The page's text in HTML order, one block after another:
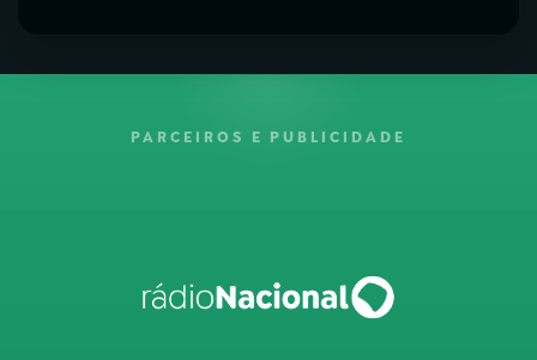
PARCEIROS E PUBLICIDADE